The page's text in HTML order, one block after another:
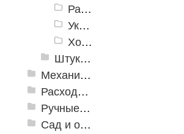
Разметочные инструменты
Укрывные материалы
Ходули строительные
Штукатурный инструмент
Механизированные инструменты
Расходные инструменты
Ручные инструменты
Сад и огород